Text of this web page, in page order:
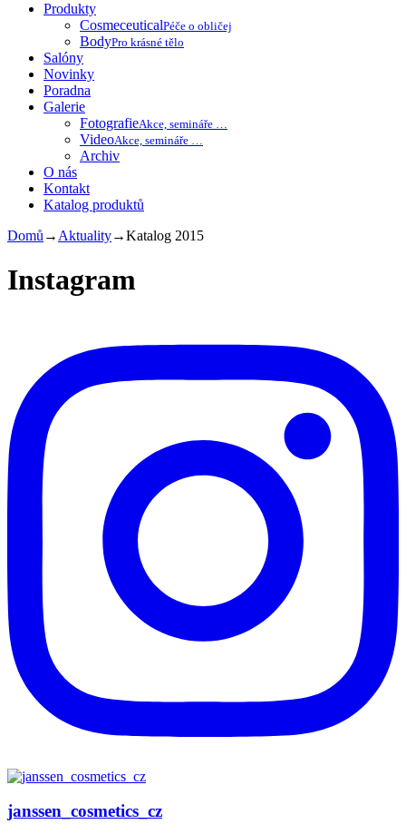
Produkty
CosmeceuticalPéče o obličej
BodyPro krásné tělo
Salóny
Novinky
Poradna
Galerie
FotografieAkce, semináře …
VideoAkce, semináře …
Archiv
O nás
Kontakt
Katalog produktů
Domů → Aktuality→Katalog 2015
Instagram
janssen_cosmetics_cz